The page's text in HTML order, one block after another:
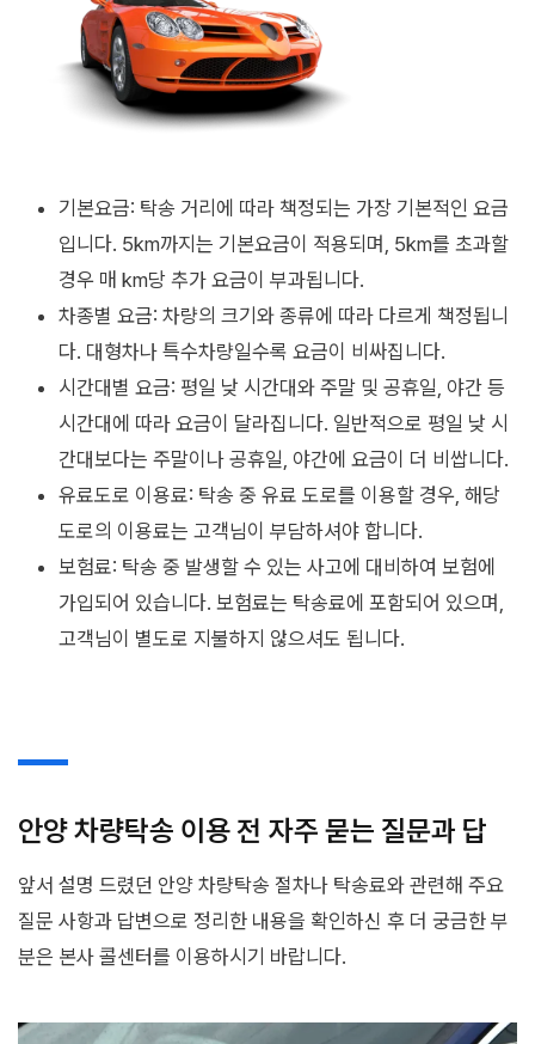
기본요금: 탁송 거리에 따라 책정되는 가장 기본적인 요금
입니다. 5km까지는 기본요금이 적용되며, 5km를 초과할
경우 매 km당 추가 요금이 부과됩니다.
차종별 요금: 차량의 크기와 종류에 따라 다르게 책정됩니
다. 대형차나 특수차량일수록 요금이 비싸집니다.
시간대별 요금: 평일 낮 시간대와 주말 및 공휴일, 야간 등
시간대에 따라 요금이 달라집니다. 일반적으로 평일 낮 시
간대보다는 주말이나 공휴일, 야간에 요금이 더 비쌉니다.
유료도로 이용료: 탁송 중 유료 도로를 이용할 경우, 해당
도로의 이용료는 고객님이 부담하셔야 합니다.
보험료: 탁송 중 발생할 수 있는 사고에 대비하여 보험에
가입되어 있습니다. 보험료는 탁송료에 포함되어 있으며,
고객님이 별도로 지불하지 않으셔도 됩니다.
안양 차량탁송 이용 전 자주 묻는 질문과 답
앞서 설명 드렸던 안양 차량탁송 절차나 탁송료와 관련해 주요
질문 사항과 답변으로 정리한 내용을 확인하신 후 더 궁금한 부
분은 본사 콜센터를 이용하시기 바랍니다.